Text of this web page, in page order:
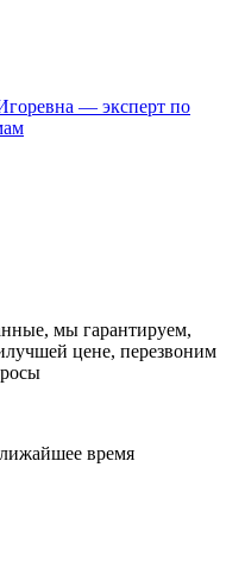
мы гарантируем,
цене, перезвоним
время